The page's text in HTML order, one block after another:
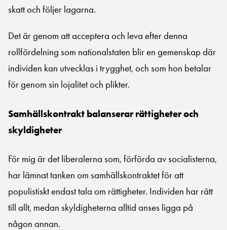
skatt och följer lagarna.
Det är genom att acceptera och leva efter denna
rollfördelning som nationalstaten blir en gemenskap där
individen kan utvecklas i trygghet, och som hon betalar
för genom sin lojalitet och plikter.
Samhällskontrakt balanserar rättigheter och
skyldigheter
För mig är det liberalerna som, förförda av socialisterna,
har lämnat tanken om samhällskontraktet för att
populistiskt endast tala om rättigheter. Individen har rätt
till allt, medan skyldigheterna alltid anses ligga på
någon annan.